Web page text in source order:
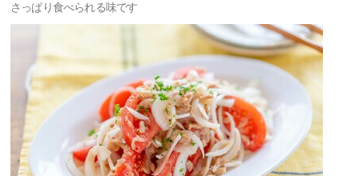
さっぱり食べられる味です